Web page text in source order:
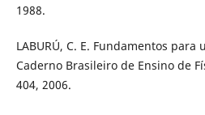
1988.
LABURÚ, C. E. Fundamentos
Caderno Brasileiro de Ensino de
404, 2006.